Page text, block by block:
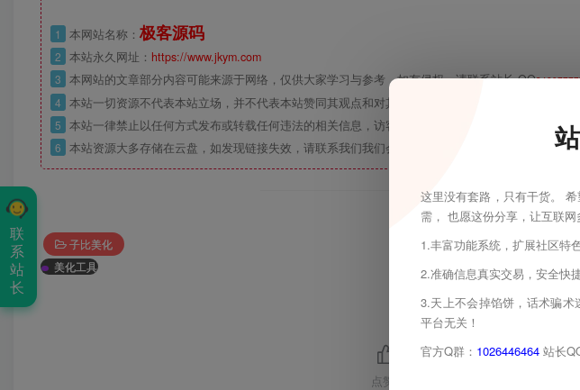
1 本网站名称： 极客源码
2 本站永久网址： https://www.jkym.com
3 本网站的文章部分内容可能来源于网络，仅供大家学习与参考，如有侵权，请联系站长 QQ
4 本站一切资源不代表本站立场，并不代表本站赞同其观点和对其真实性负责。
5 本站一律禁止以任何方式发布或转载任何违法的相关信息，访客发现请向站长举报
6 本站资源大多存储在云盘，如发现链接失效，请联系我们我们会第一时间更新。
THE END
子比美化
美化工具
喜欢就支持一下吧
点赞
联
系
站
长
这里没有套路，只有干货。
需， 也愿这份分享，让互联网
1.丰富功能系统，扩展社区特
2.准确信息真实交易，安全快
3.天上不会掉馅饼，话术骗
平台无关！
官方Q群： 1026446464 站长